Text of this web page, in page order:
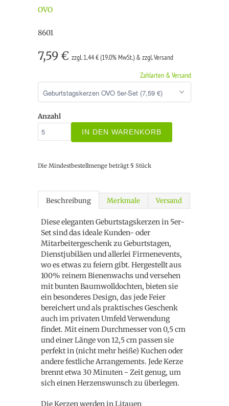
OVO
8601
7,59 € zzgl. 1,44 € (19.0% MwSt.) & zzgl. Versand
Zahlarten & Versand
Anzahl
IN DEN WARENKORB
Die Mindestbestellmenge beträgt 5 Stück
Beschreibung Merkmale Versand
Diese eleganten Geburtstagskerzen in 5er-
Set sind das ideale Kunden- oder
Mitarbeitergeschenk zu Geburtstagen,
Dienstjubiläen und allerlei Firmenevents,
wo es etwas zu feiern gibt. Hergestellt aus
100% reinem Bienenwachs und versehen
mit bunten Baumwolldochten, bieten sie
ein besonderes Design, das jede Feier
bereichert und als praktisches Geschenk
auch im privaten Umfeld Verwendung
findet. Mit einem Durchmesser von 0,5 cm
und einer Länge von 12,5 cm passen sie
perfekt in (nicht mehr heiße) Kuchen oder
andere festliche Arrangements. Jede Kerze
brennt etwa 30 Minuten - Zeit genug, um
sich einen Herzenswunsch zu überlegen.
Die Kerzen werden in Litauen